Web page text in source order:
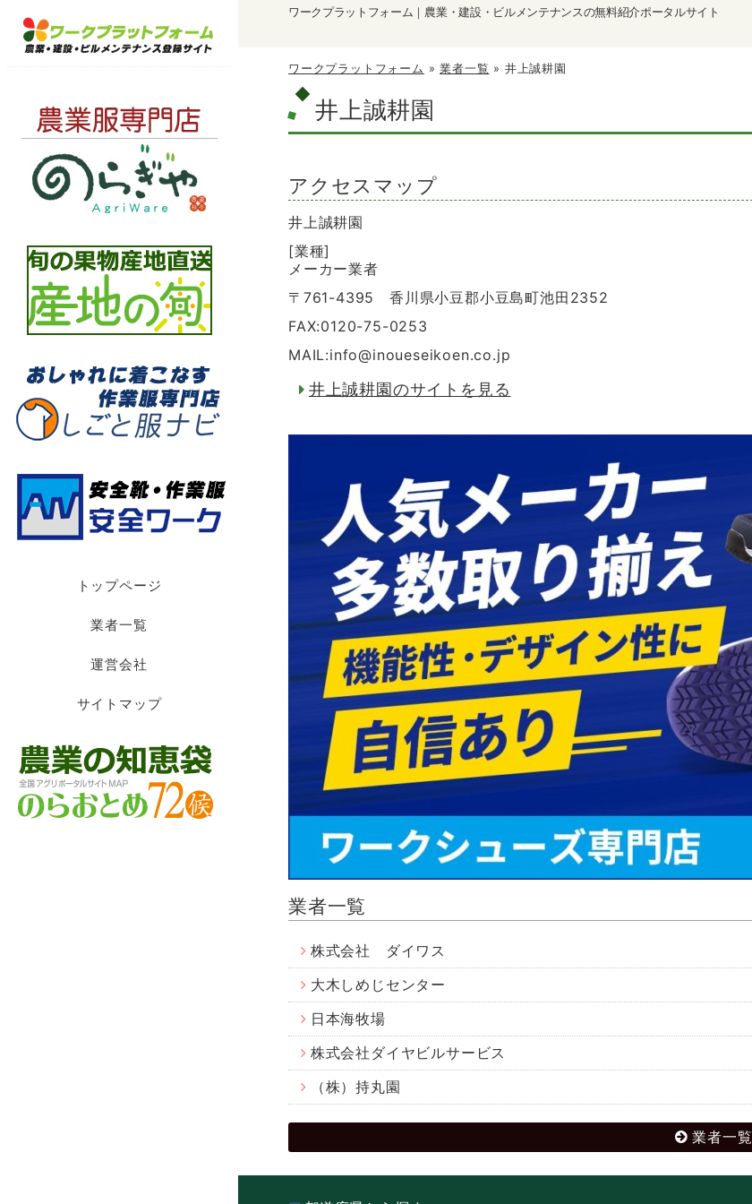
ワークプラットフォーム｜農業・建設・ビルメンテナンスの無料紹介ポータルサイト
トップページ
業者一覧
運営会社
サイトマップ
ワークプラットフォーム »業者一覧 » 井上誠耕園
井上誠耕園
アクセスマップ
井上誠耕園
[業種]
メーカー業者
〒761-4395 香川県小豆郡小豆島町池田2352
FAX:0120-75-0253
MAIL:info@inoueseikoen.co.jp
井上誠耕園のサイトを見る
業者一覧
株式会社 ダイワス
大木しめじセンター
日本海牧場
株式会社ダイヤビルサービス
（株）持丸園
業者一覧